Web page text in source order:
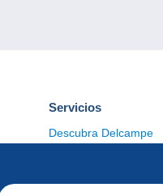
Servicios
Descubra Delcampe